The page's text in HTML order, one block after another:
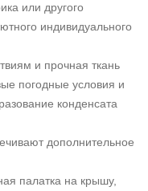
или другого
индивидуального
и прочная ткань
погодные условия и
конденсата
дополнительное
палатка на крышу,